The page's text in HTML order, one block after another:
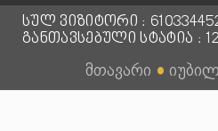
სულ ვიზიტორი :
განთავსებული სტატია :
მთავარი ●